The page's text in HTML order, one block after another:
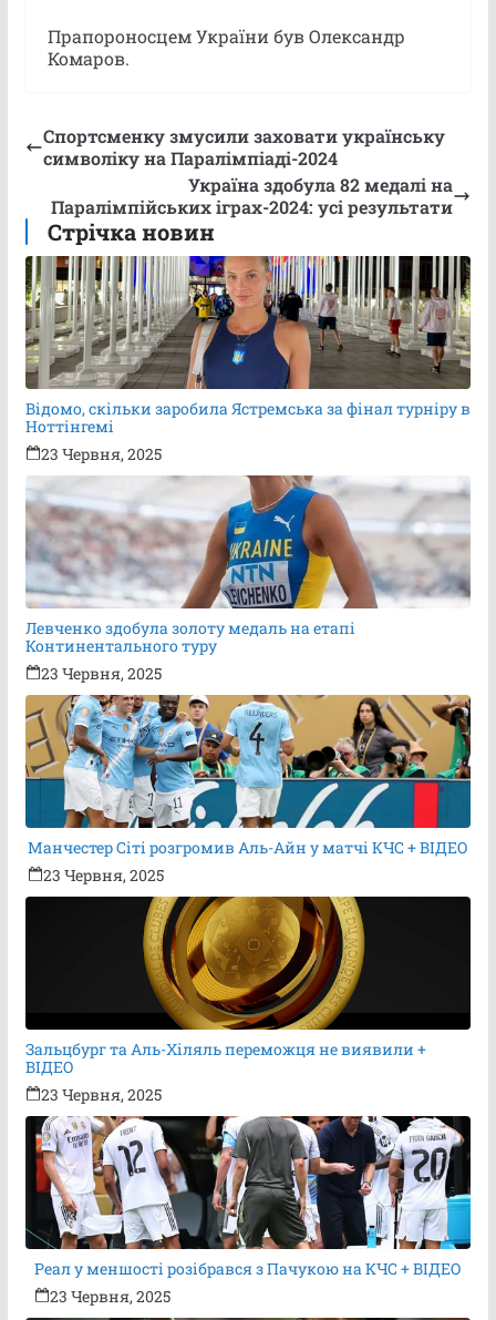
Прапороносцем України був Олександр
Комаров.
Спортсменку змусили заховати українську
символіку на Паралімпіаді-2024
Україна здобула 82 медалі на
Паралімпійських іграх-2024: усі результати
Стрічка новин
Відомо, скільки заробила Ястремська за фінал турніру в
Ноттінгемі
23 Червня, 2025
Левченко здобула золоту медаль на етапі
Континентального туру
23 Червня, 2025
Манчестер Сіті розгромив Аль-Айн у матчі КЧС + ВІДЕО
23 Червня, 2025
Зальцбург та Аль-Хіляль переможця не виявили +
ВІДЕО
23 Червня, 2025
Реал у меншості розібрався з Пачукою на КЧС + ВІДЕО
23 Червня, 2025